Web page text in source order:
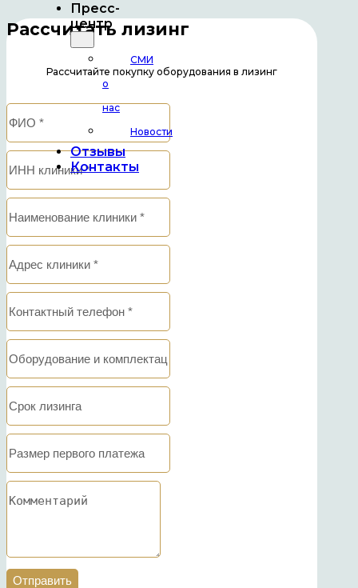
Пресс-
центр
СМИ
о
нас
Новости
Отзывы
Контакты
Рассчитать лизинг
Рассчитайте покупку оборудования в лизинг
Отправить